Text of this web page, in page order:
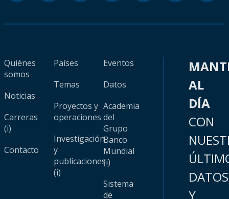
Quiénes
somos
Noticias
Carreras
(i)
Contacto
Países
Temas
Proyectos y
operaciones
Investigación
y
publicaciones
(i)
Eventos
Datos
Academia
del
Grupo
Banco
Mundial
(i)
Sistema
de
AL
DÍA
CON
DATOS
Y